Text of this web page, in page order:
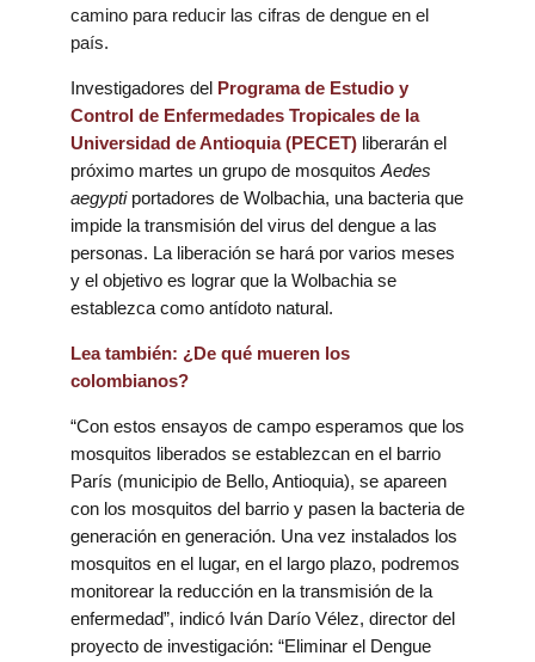
camino para reducir las cifras de dengue en el
país.
Investigadores del Programa de Estudio y
Control de Enfermedades Tropicales de la
Universidad de Antioquia (PECET) liberarán el
próximo martes un grupo de mosquitos Aedes
aegyptiportadores de Wolbachia, una bacteria que
impide la transmisión del virus del dengue a las
personas. La liberación se hará por varios meses
y el objetivo es lograr que la Wolbachia se
establezca como antídoto natural.
Lea también: ¿De qué mueren los
colombianos?
“Con estos ensayos de campo esperamos que los
mosquitos liberados se establezcan en el barrio
París (municipio de Bello, Antioquia), se apareen
con los mosquitos del barrio y pasen la bacteria de
generación en generación. Una vez instalados los
mosquitos en el lugar, en el largo plazo, podremos
monitorear la reducción en la transmisión de la
enfermedad”, indicó Iván Darío Vélez, director del
proyecto de investigación: “Eliminar el Dengue